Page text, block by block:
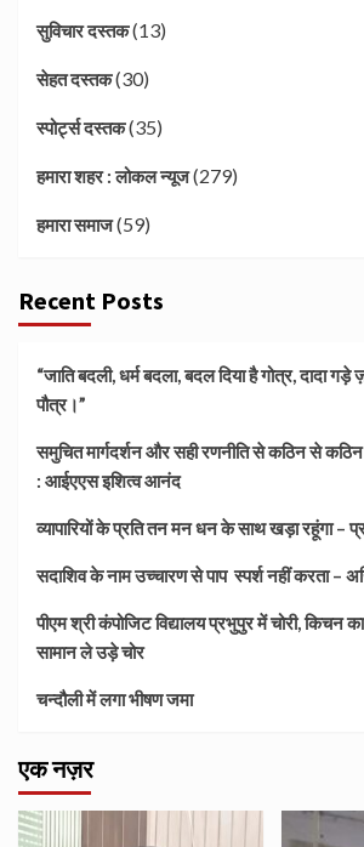
सुविचार दस्तक(13)
सेहत दस्तक(30)
स्पोर्ट्स दस्तक(35)
हमारा शहर : लोकल न्यूज(279)
हमारा समाज(59)
Recent Posts
“जाति बदली, धर्म बदला, बदल दिया है गोत्र, दादा गड़े
पौत्र।”
समुचित मार्गदर्शन और सही रणनीति से कठिन से
: आईएएस इशित्व आनंद
व्यापारियों के प्रति तन मन धन के साथ खड़ा रहूंगा –
सदाशिव के नाम उच्चारण से पाप स्पर्श नहीं करता –
पीएम श्री कंपोजिट विद्यालय प्रभुपुर में चोरी, किचन
सामान ले उड़े चोर
चन्दौली में लगा भीषण जमा
एक नज़र